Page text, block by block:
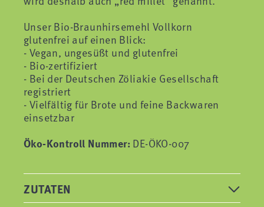
Unser Bio-Braunhirsemehl Vollkorn
glutenfrei auf einen Blick:
- Vegan, ungesüßt und glutenfrei
- Bio-zertifiziert
- Bei der Deutschen Zöliakie Gesellschaft
registriert
- Vielfältig für Brote und feine Backwaren
einsetzbar
Öko-Kontroll Nummer: DE-ÖKO-007
ZUTATEN